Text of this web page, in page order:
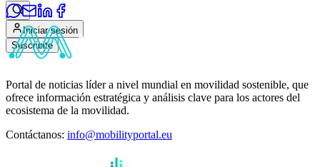
Iniciar sesión
Suscribite
Portal de noticias líder a nivel mundial en movilidad sostenible, que
ofrece información estratégica y análisis clave para los actores del
ecosistema de la movilidad.
Contáctanos: info@mobilityportal.eu